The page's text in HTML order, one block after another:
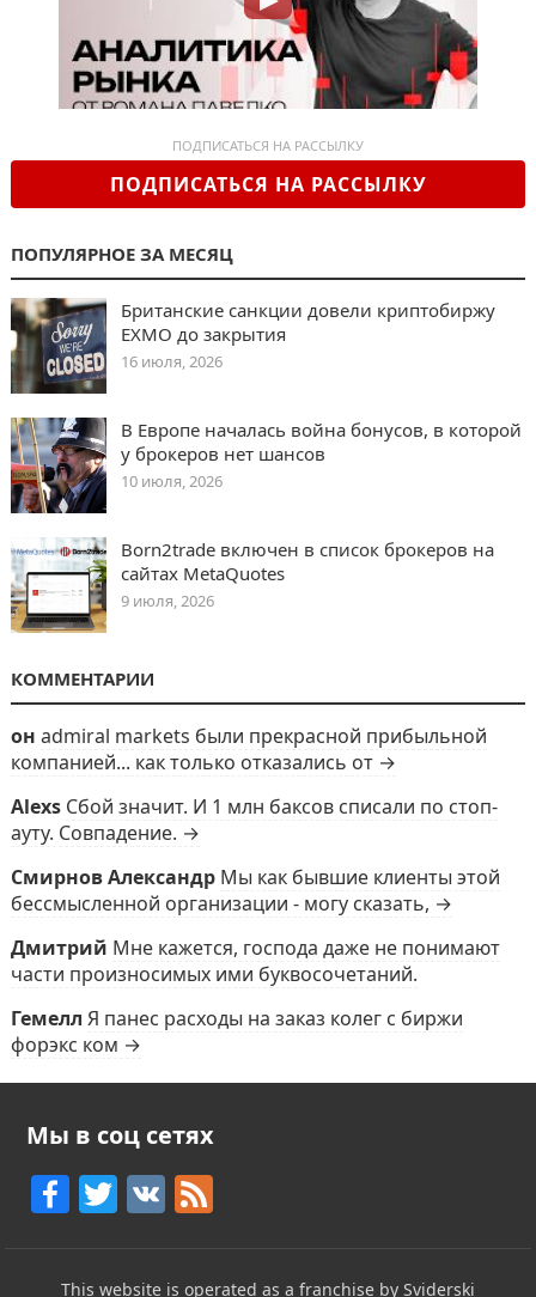
ПОДПИСАТЬСЯ НА РАССЫЛКУ
ПОДПИСАТЬСЯ НА РАССЫЛКУ
ПОПУЛЯРНОЕ ЗА МЕСЯЦ
Британские санкции довели криптобиржу
EXMO до закрытия
16 июля, 2026
В Европе началась война бонусов, в которой
у брокеров нет шансов
10 июля, 2026
Born2trade включен в список брокеров на
сайтах MetaQuotes
9 июля, 2026
КОММЕНТАРИИ
он admiral markets были прекрасной прибыльной
компанией... как только отказались от →
Alexs Сбой значит. И 1 млн баксов списали по стоп-
ауту. Совпадение. →
Смирнов Александр Мы как бывшие клиенты этой
бессмысленной организации - могу сказать, →
Дмитрий Мне кажется, господа даже не понимают
части произносимых ими буквосочетаний.
Гемелл Я панес расходы на заказ колег с биржи
форэкс ком →
Мы в соц сетях
F
c
T
itt
V F
e
This website is operated as a franchise by Sviderski